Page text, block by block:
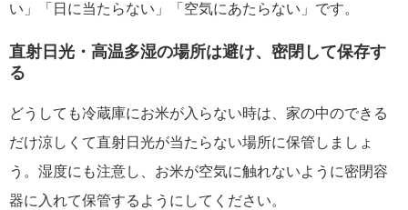
い」「日に当たらない」「空気にあたらない」です。
直射日光・高温多湿の場所は避け、密閉して保存す
る
どうしても冷蔵庫にお米が入らない時は、家の中のできる
だけ涼しくて直射日光が当たらない場所に保管しましょ
う。湿度にも注意し、お米が空気に触れないように密閉容
器に入れて保管するようにしてください。